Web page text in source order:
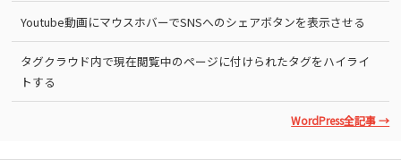
Youtube動画にマウスホバーでSNSへのシェアボタンを表示させる
タグクラウド内で現在閲覧中のページに付けられたタグをハイライ
トする
WordPress全記事 →